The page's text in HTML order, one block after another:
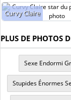
Curvy Claire
PLUS DE PHOTOS
Sexe Endormi
Stupides Énormes